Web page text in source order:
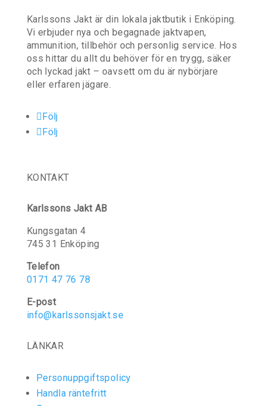
d
Karlssons Jakt är din lokala jaktbutik i Enköping.
Vi erbjuder nya och begagnade jaktvapen,
ammunition, tillbehör och personlig service. Hos
oss hittar du allt du behöver för en trygg, säker
och lyckad jakt – oavsett om du är nybörjare
eller erfaren jägare.
Följ
Följ
KONTAKT
Karlssons Jakt AB
Kungsgatan 4
745 31 Enköping
Telefon
0171 47 76 78
E-post
info@karlssonsjakt.se
LÄNKAR
Personuppgiftspolicy
Handla räntefritt